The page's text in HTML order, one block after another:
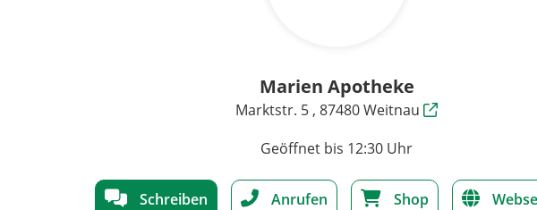
Marien Apotheke
Marktstr. 5 , 87480 Weitnau
Geöffnet bis 12:30 Uhr
Schreiben Anrufen Shop